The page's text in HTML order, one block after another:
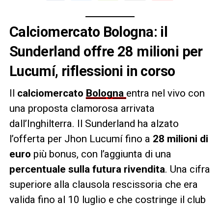
Calciomercato Bologna: il
Sunderland offre 28 milioni per
Lucumí, riflessioni in corso
Il calciomercato Bologna entra nel vivo con
una proposta clamorosa arrivata
dall’Inghilterra. Il Sunderland ha alzato
l’offerta per Jhon Lucumí fino a 28 milioni di
euro più bonus, con l’aggiunta di una
percentuale sulla futura rivendita. Una cifra
superiore alla clausola rescissoria che era
valida fino al 10 luglio e che costringe il club